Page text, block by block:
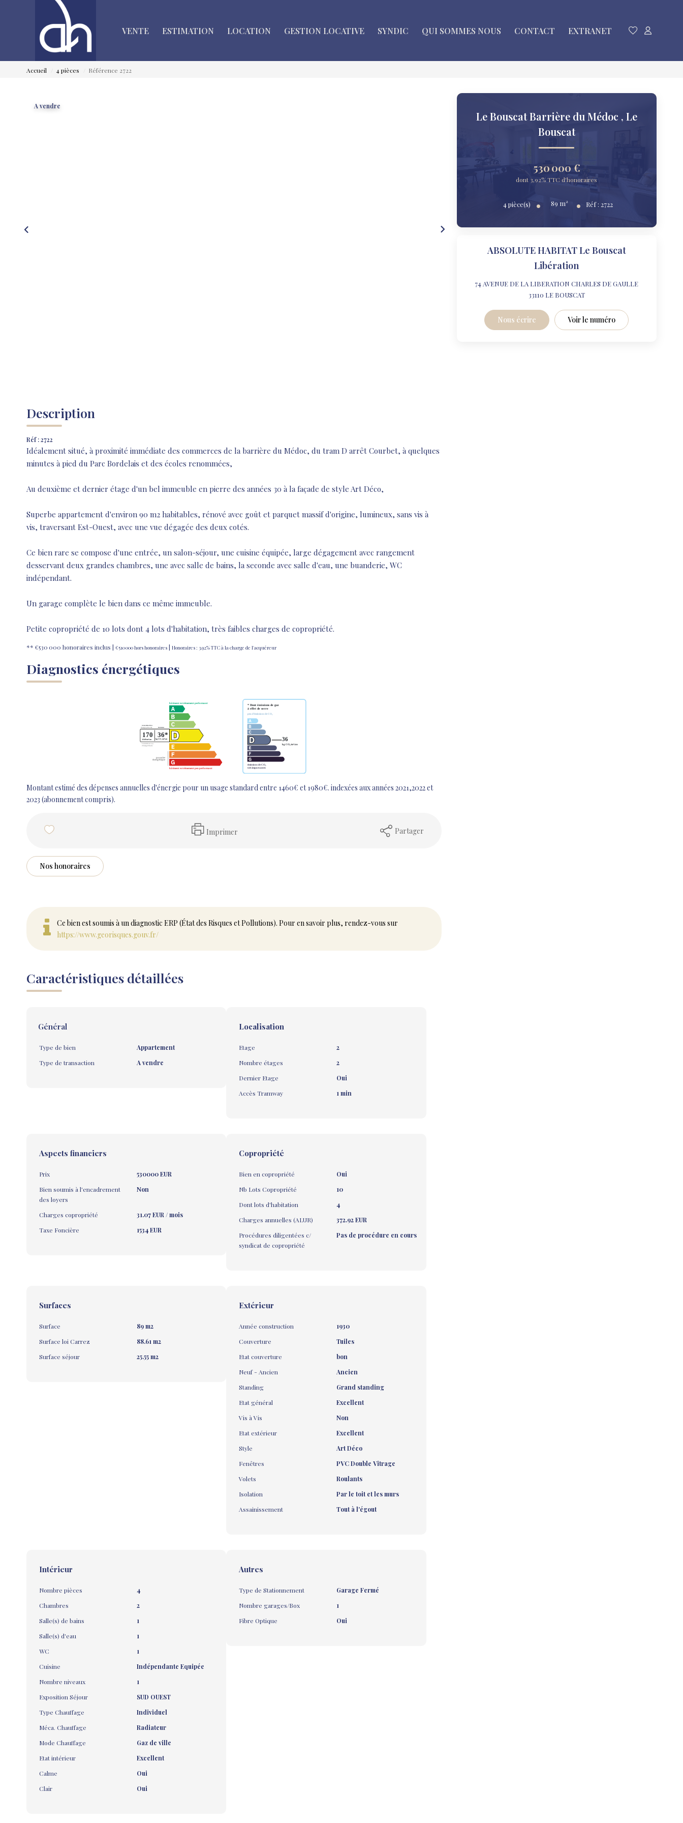
VENTE ESTIMATION LOCATION GESTION LOCATIVE SYNDIC QUI SOMMES NOUS CONTACT EXTRANET
Accueil 4 pièces Référence 2722
A vendre
Description
Réf : 2722
Idéalement situé, à proximité immédiate des commerces de la barrière du Médoc, du tram D arrêt Courbet, à quelques
minutes à pied du Parc Bordelais et des écoles renommées,
Au deuxième et dernier étage d'un bel immeuble en pierre des années 30 à la façade de style Art Déco,
Superbe appartement d'environ 90 m2 habitables, rénové avec goût et parquet massif d'origine, lumineux, sans vis à
vis, traversant Est-Ouest, avec une vue dégagée des deux cotés.
Ce bien rare se compose d'une entrée, un salon-séjour, une cuisine équipée, large dégagement avec rangement
desservant deux grandes chambres, une avec salle de bains, la seconde avec salle d'eau, une buanderie, WC
indépendant.
Un garage complète le bien dans ce même immeuble.
Petite copropriété de 10 lots dont 4 lots d'habitation, très faibles charges de copropriété.
** €530 000 honoraires inclus | €510 000hors honoraires | Honoraires : 3.92% TTC à la charge de l'acquéreur
Diagnostics énergétiques
Montant estimé des dépenses annuelles d'énergie pour un usage standard entre 1460€ et 1980€. indexées aux années 2021,2022 et
2023 (abonnement compris).
Imprimer Partager
Nos honoraires
Ce bien est soumis à un diagnostic ERP (État des Risques et Pollutions). Pour en savoir plus, rendez-vous sur
https://www.georisques.gouv.fr/
Caractéristiques détaillées
Général
Type de bien
Appartement
Type de transaction
A vendre
Localisation
Etage
2
Nombre étages
2
Dernier Etage
Oui
Accès Tramway
1 min
Aspects financiers
Prix
530000 EUR
Bien soumis à l'encadrement
des loyers
Non
Charges copropriété
31.07 EUR / mois
Taxe Foncière
1534 EUR
Copropriété
Bien en copropriété
Oui
Nb Lots Copropriété
10
Dont lots d'habitation
4
Charges annuelles (ALUR)
372.92 EUR
Procédures diligentées c/
syndicat de copropriété
Pas de procédure en cours
Surfaces
Surface
89 m2
Surface loi Carrez
88.61 m2
Surface séjour
25.55 m2
Extérieur
Année construction
1930
Couverture
Tuiles
Etat couverture
bon
Neuf - Ancien
Ancien
Standing
Grand standing
Etat général
Excellent
Vis à Vis
Non
Etat extérieur
Excellent
Style
Art Déco
Fenêtres
PVC Double Vitrage
Volets
Roulants
Isolation
Par le toit et les murs
Assainissement
Tout à l'égout
Intérieur
Nombre pièces
4
Chambres
2
Salle(s) de bains
1
Salle(s) d'eau
1
WC
1
Cuisine
Indépendante Equipée
Nombre niveaux
1
Exposition Séjour
SUD OUEST
Type Chauffage
Individuel
Méca. Chauffage
Radiateur
Mode Chauffage
Gaz de ville
Etat intérieur
Excellent
Calme
Oui
Clair
Oui
Autres
Type de Stationnement
Garage Fermé
Nombre garages/Box
1
Fibre Optique
Oui
Le Bouscat Barrière du Médoc , Le
Bouscat
530 000 €
dont 3,92% TTC d'honoraires
4pièce(s) 89 m² Réf :2722
ABSOLUTE HABITAT Le Bouscat
Libération
74 AVENUE DE LA LIBERATION CHARLES DE GAULLE
33110 LE BOUSCAT
Nous écrire Voir le numéro